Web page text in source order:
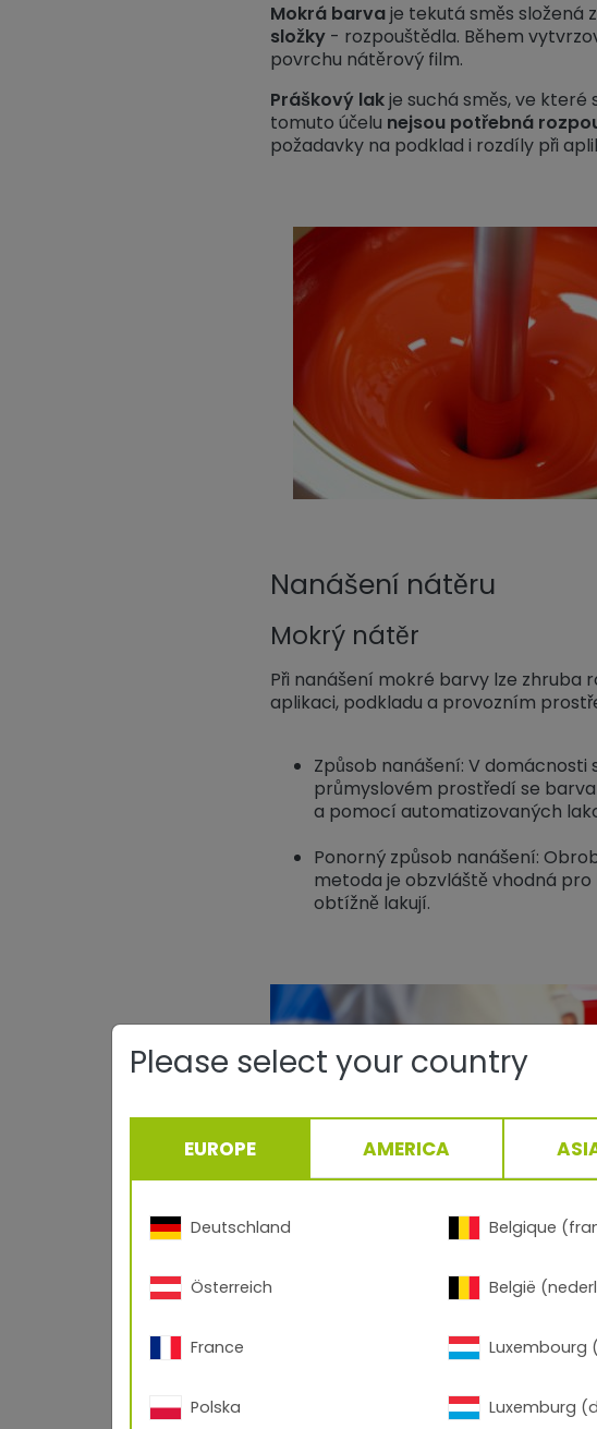
Mokrá barvaje tekutá směs složená z
složky - rozpouštědla. Během
povrchu nátěrový film.
Práškový lakje suchá směs, ve které
tomuto účelu nejsou potřebná
požadavky na podklad i rozdíly při
Nanášení nátěru
Mokrý nátěr
Při nanášení mokré barvy lze zhruba
aplikaci, podkladu a provozním
Způsob nanášení: V domácnosti
průmyslovém prostředí se
a pomocí automatizovaných
Ponorný způsob nanášení:
metoda je obzvláště vhodná
obtížně lakují.
Please select your country
EUROPE AMERICA
Deutschland
Österreich
France
Polska
Belgique
België
Luxembourg
Luxemburg